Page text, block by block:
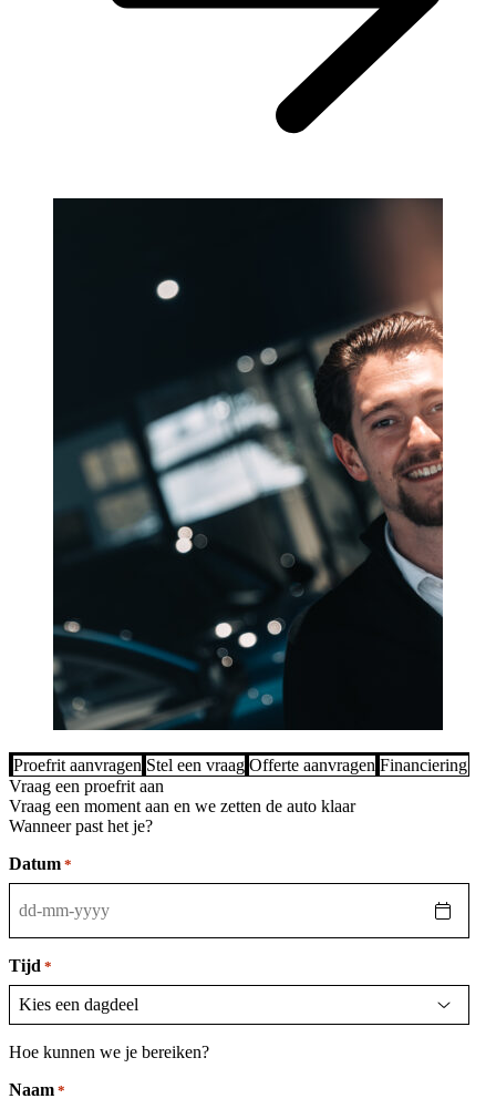
Proefrit aanvragen Stel een vraag Offerte aanvragen Financiering
Vraag een proefrit aan
Vraag een moment aan en we zetten de auto klaar
Wanneer past het je?
Datum *
DD
dash
MM
dash
JJJJ
Tijd *
Hoe kunnen we je bereiken?
Naam *